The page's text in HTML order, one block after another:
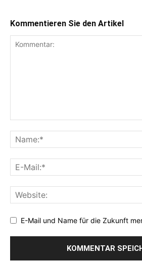
Kommentieren Sie den Artikel
E-Mail und Name für die Zukunft